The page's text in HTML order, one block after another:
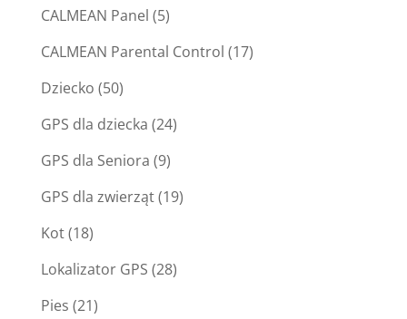
CALMEAN Panel (5)
CALMEAN Parental Control (17)
Dziecko (50)
GPS dla dziecka (24)
GPS dla Seniora (9)
GPS dla zwierząt(19)
Kot(18)
Lokalizator GPS (28)
Pies (21)